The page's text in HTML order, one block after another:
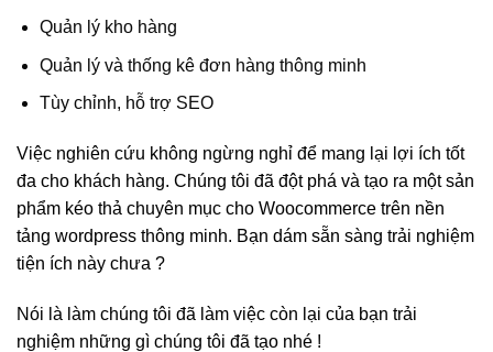
Quản lý kho hàng
Quản lý và thống kê đơn hàng thông minh
Tùy chỉnh, hỗ trợ SEO
Việc nghiên cứu không ngừng nghỉ để mang lại lợi ích tốt
đa cho khách hàng. Chúng tôi đã đột phá và tạo ra một sản
phẩm kéo thả chuyên mục cho Woocommerce trên nền
tảng wordpress thông minh. Bạn dám sẵn sàng trải nghiệm
tiện ích này chưa ?
Nói là làm chúng tôi đã làm việc còn lại của bạn trải
nghiệm những gì chúng tôi đã tạo nhé !